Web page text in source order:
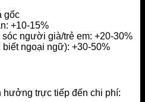
gốc
+10-15%
người già/trẻ em: +20-30%
ngoại ngữ): +30-50%
hưởng trực tiếp đến chi phí: